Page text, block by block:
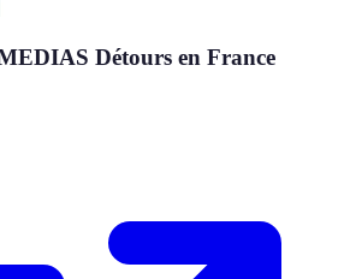
Détours en France